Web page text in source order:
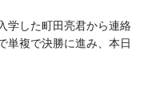
学した町田亮君から連絡
単複で決勝に進み、本日